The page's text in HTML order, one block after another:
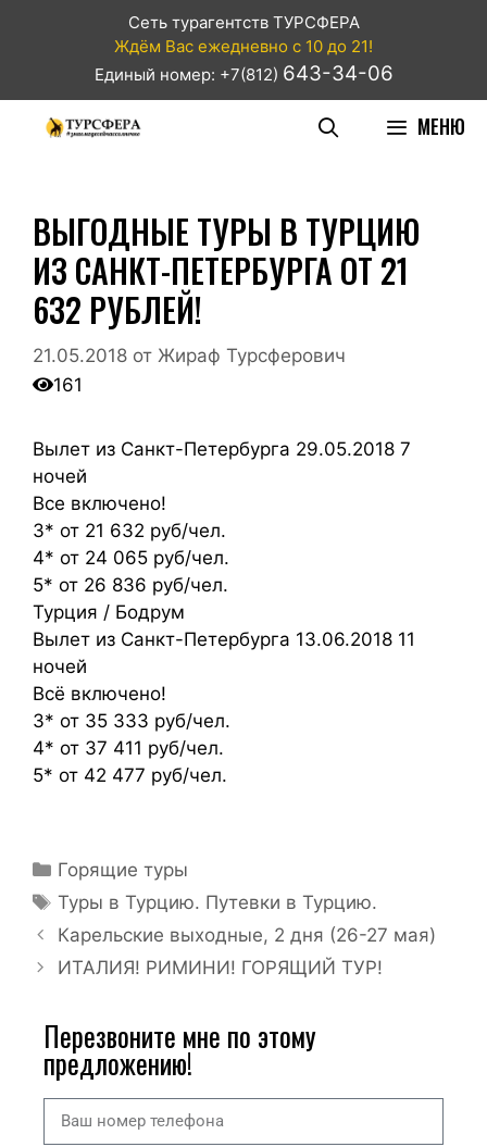
Сеть турагентств ТУРСФЕРА
Ждём Вас ежедневно с 10 до 21!
Единый номер: +7(812) 643-34-06
МЕНЮ
ВЫГОДНЫЕ ТУРЫ В ТУРЦИЮ
ИЗ САНКТ-ПЕТЕРБУРГА ОТ 21
632 РУБЛЕЙ!
21.05.2018 от Жираф Турсферович
161
Вылет из Санкт-Петербурга 29.05.2018 7
ночей
Все включено!
3* от 21 632 руб/чел.
4* от 24 065 руб/чел.
5* от 26 836 руб/чел.
Турция / Бодрум
Вылет из Санкт-Петербурга 13.06.2018 11
ночей
Всё включено!
3* от 35 333 руб/чел.
4* от 37 411 руб/чел.
5* от 42 477 руб/чел.
Горящие туры
Туры в Турцию. Путевки в Турцию.
Карельские выходные, 2 дня (26-27 мая)
ИТАЛИЯ! РИМИНИ! ГОРЯЩИЙ ТУР!
Перезвоните мне по этому
предложению!